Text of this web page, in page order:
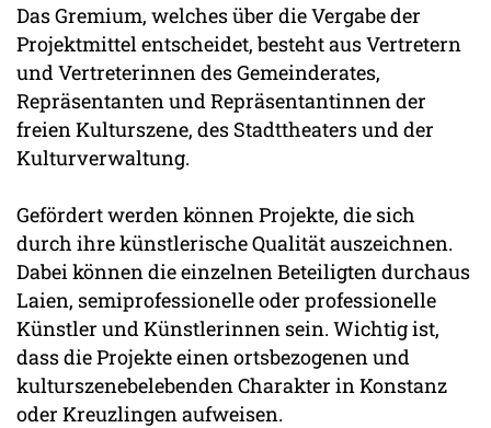
Das Gremium, welches über die Vergabe der
Projektmittel entscheidet, besteht aus Vertretern
und Vertreterinnen des Gemeinderates,
Repräsentanten und Repräsentantinnen der
freien Kulturszene, des Stadttheaters und der
Kulturverwaltung.
Gefördert werden können Projekte, die sich
durch ihre künstlerische Qualität auszeichnen.
Dabei können die einzelnen Beteiligten durchaus
Laien, semiprofessionelle oder professionelle
Künstler und Künstlerinnen sein. Wichtig ist,
dass die Projekte einen ortsbezogenen und
kulturszenebelebenden Charakter in Konstanz
oder Kreuzlingen aufweisen.